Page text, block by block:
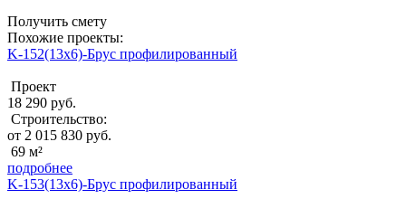
Получить смету
Похожие проекты:
K-152(13х6)-Брус профилированный
Проект
18 290 руб.
Строительство:
от 2 015 830 руб.
69 м²
подробнее
K-153(13х6)-Брус профилированный